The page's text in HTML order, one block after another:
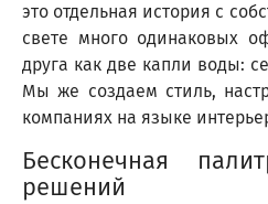
это отдельная история с
свете много одинаковых
друга как две капли воды:
Мы же создаем стиль,
компаниях на языке
Бесконечная
решений